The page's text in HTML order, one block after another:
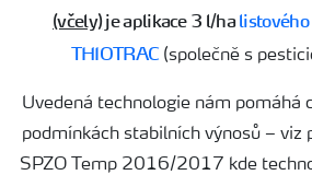
(včely)je aplikace 3 l/ha
THIOTRAC (společně s
Uvedená technologie nám pomáhá
podmínkách stabilních výnosů – viz
SPZO Temp 2016/2017 kde